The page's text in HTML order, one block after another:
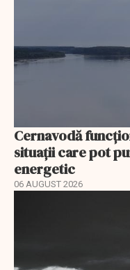
Cernavodă
situații care pot
energetic
06 AUGUST 2026